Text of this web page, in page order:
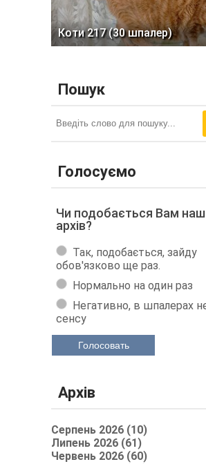
Коти 217 (30 шпалер)
Пошук
Голосуємо
Чи подобається Вам наш
архів?
Так, подобається, зайду
обов'язково ще раз.
Нормально на один раз
Негативно, в шпалерах
сенсу
Голосовать
Архів
Серпень 2026 (10)
Липень 2026 (61)
Червень 2026 (60)